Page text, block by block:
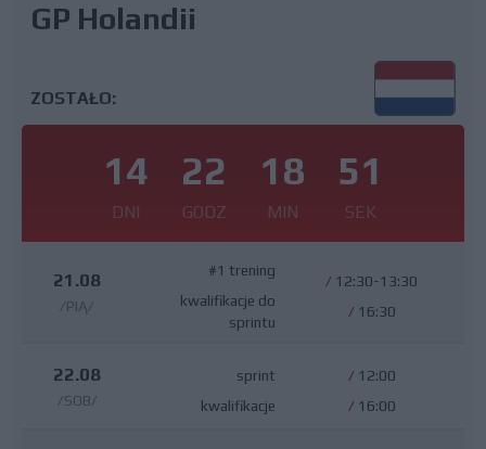
GP Holandii
ZOSTAŁO:
14
DNI
22
GODZ
18
MIN
50
SEK
21.08
/PIĄ/
#1 trening
kwalifikacje do
sprintu
/ 12:30-13:30
/ 16:30
22.08
/SOB/
sprint
kwalifikacje
/ 12:00
/ 16:00